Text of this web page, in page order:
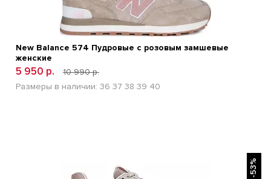
New Balance 574 Пудровые с розовым замшевые
женские
5 950 р.
10 990 р.
Размеры в наличии: 36 37 38 39 40
-53%